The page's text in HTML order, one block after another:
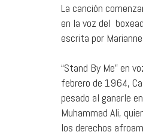
La canción
en la voz del
escrita por
“Stand By Me” en
febrero de 1964,
pesado al ganarle
Muhammad Ali,
los derechos